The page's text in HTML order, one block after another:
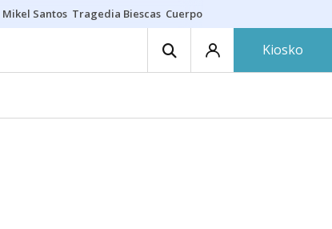
Mikel Santos Tragedia Biescas Cuerpo ría
Kiosko